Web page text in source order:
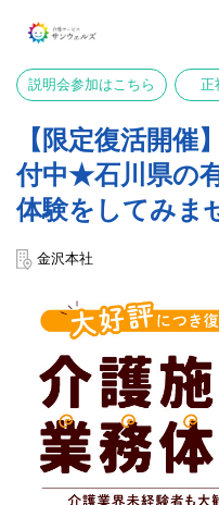
説明会参加はこちら 正
【限定復活開催
付中★石川県の
体験をしてみま
金沢本社